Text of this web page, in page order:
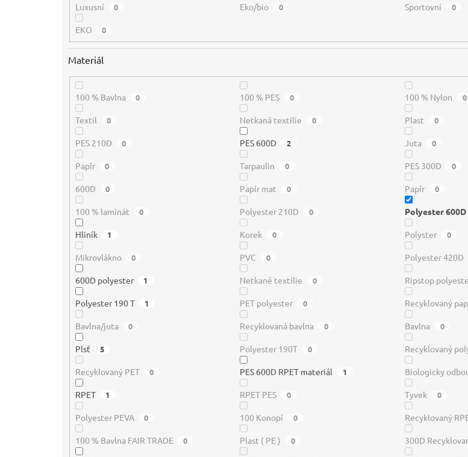
Luxusní 0 Eko/bio 0 Sportovní 0
EKO 0
Materiál
100 % Bavlna 0 100 % PES 0 100 % Nylon 0
Textil 0 Netkaná textilie 0 Plast 0
PES 210D 0 PES 600D 2 Juta 0
Papír 0 Tarpaulin 0 PES 300D 0
600D 0 Papír mat 0 Papír 0
100 % laminát 0 Polyester 210D 0 Polyester 600D
Hliník 1 Korek 0 Polyster 0
Mikrovlákno 0 PVC 0 Polyester 420D
600D polyester 1 Netkané textilie 0 Ripstop
Polyester 190 T 1 PET polyester 0 Recyklovaný
Bavlna/juta 0 Recyklovaná bavlna 0 Bavlna 0
Plsť 5 Polyester 190T 0 Recyklovaný
Recyklovaný PET 0 PES 600D RPET materiál 1 Biologicky
RPET 1 RPET PES 0 Tyvek 0
Polyester PEVA 0 100 Konopí 0 Recyklovaný
100 % Bavlna FAIR TRADE 0 Plast ( PE ) 0 300D